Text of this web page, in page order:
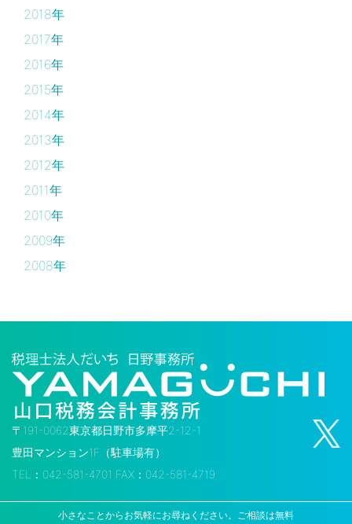
2018年
2017年
2016年
2015年
2014年
2013年
2012年
2011年
2010年
2009年
2008年
〒191-0062東京都日野市多摩平2-12-1
豊田マンション1F（駐車場有）
TEL：042-581-4701 FAX：042-581-4719
小さなことからお気軽にお尋ねください。ご相談は無料